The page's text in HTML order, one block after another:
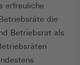
erfreuliche
die
Betriebsrat als